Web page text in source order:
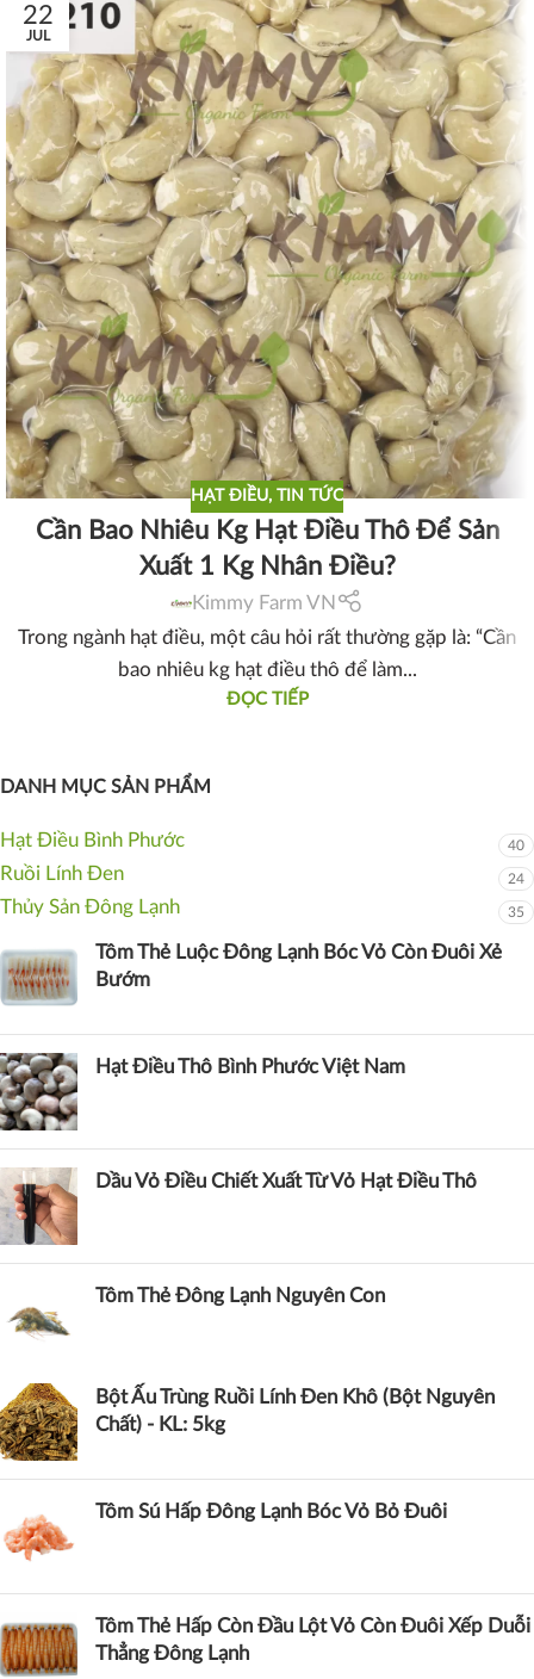
22
JUL
HẠT ĐIỀU, TIN TỨC
Cần Bao Nhiêu Kg Hạt Điều Thô Để Sản
Xuất 1 Kg Nhân Điều?
Kimmy Farm VN
Trong ngành hạt điều, một câu hỏi rất thường gặp là: “Cần
bao nhiêu kg hạt điều thô để làm...
ĐỌC TIẾP
DANH MỤC SẢN PHẨM
Hạt Điều Bình Phước 40
Ruồi Lính Đen 24
Thủy Sản Đông Lạnh 35
Tôm Thẻ Luộc Đông Lạnh Bóc Vỏ Còn Đuôi Xẻ
Bướm
Hạt Điều Thô Bình Phước Việt Nam
Dầu Vỏ Điều Chiết Xuất Từ Vỏ Hạt Điều Thô
Tôm Thẻ Đông Lạnh Nguyên Con
Bột Ấu Trùng Ruồi Lính Đen Khô (Bột Nguyên
Chất) - KL: 5kg
Tôm Sú Hấp Đông Lạnh Bóc Vỏ Bỏ Đuôi
Tôm Thẻ Hấp Còn Đầu Lột Vỏ Còn Đuôi Xếp Duỗi
Thẳng Đông Lạnh